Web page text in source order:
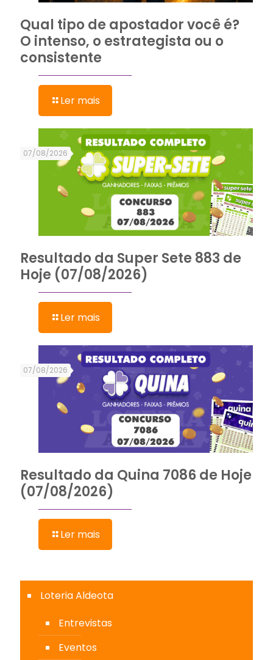
Qual tipo de apostador você é?
O intenso, o estrategista ou o
consistente
Ler mais
07/08/2026
Resultado da Super Sete 883 de
Hoje (07/08/2026)
Ler mais
07/08/2026
Resultado da Quina 7086 de Hoje
(07/08/2026)
Ler mais
Loteria Aldeota
Entrevistas
Eventos